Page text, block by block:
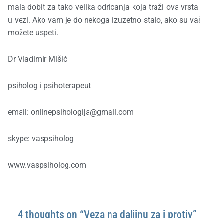
mala dobit za tako velika odricanja koja traži ova
u vezi. Ako vam je do nekoga izuzetno stalo, ako su
možete uspeti.
Dr Vladimir Mišić
psiholog i psihoterapeut
email: onlinepsihologija@gmail.com
skype: vaspsiholog
www.vaspsiholog.com
4 thoughts on “Veza na daljinu za i protiv”